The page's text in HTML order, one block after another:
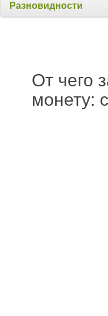
Разновидности
От чего
монету: